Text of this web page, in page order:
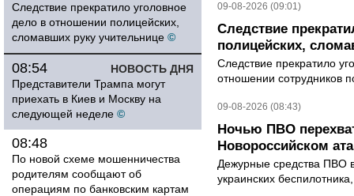
Следствие прекратило уголовное
дело в отношении полицейских,
сломавших руку учительнице ©
НОВОСТЬ ДНЯ
08:54
Представители Трампа могут
приехать в Киев и Москву на
следующей неделе ©
08:48
По новой схеме мошенничества
родителям сообщают об
операциям по банковским картам
09-08-2026 (09:01)
Следствие
полицейских,
Следствие прекратило
отношении сотрудников
09-08-2026 (08:43)
Ночью ПВО
Новороссийском
Дежурные средства ПВО
украинских